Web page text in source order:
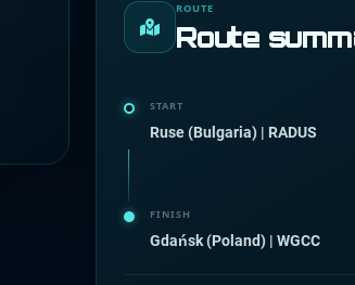
ROUTE
Route
START
Ruse (Bulgaria) | RADUS
FINISH
Gdańsk (Poland) | WGCC